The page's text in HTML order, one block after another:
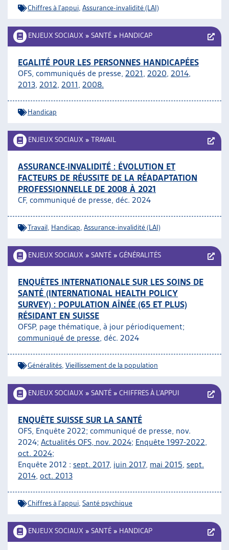
Chiffres à l'appui Assurance-invalidité (LAI)
ENJEUX SOCIAUX » SANTÉ » HANDICAP
EGALITÉ POUR LES PERSONNES HANDICAPÉES
OFS, communiqués de presse, 2021, 2020, 2014,
2013, 2012, 2011, 2008.
Handicap
ENJEUX SOCIAUX » TRAVAIL
ASSURANCE-INVALIDITÉ : ÉVOLUTION ET
FACTEURS DE RÉUSSITE DE LA RÉADAPTATION
PROFESSIONNELLE DE 2008 À 2021
CF, communiqué de presse, déc. 2024
Travail Handicap Assurance-invalidité (LAI)
ENJEUX SOCIAUX » SANTÉ » GÉNÉRALITÉS
ENQUÊTES INTERNATIONALE SUR LES SOINS DE
SANTÉ (INTERNATIONAL HEALTH POLICY
SURVEY) : POPULATION AÎNÉE (65 ET PLUS)
RÉSIDANT EN SUISSE
OFSP, page thématique, à jour périodiquement;
communiqué de presse, déc. 2024
Généralités Vieillissement de la population
ENJEUX SOCIAUX » SANTÉ » CHIFFRES À L’APPUI
ENQUÊTE SUISSE SUR LA SANTÉ
OFS, Enquête 2022; communiqué de presse, nov.
2024; Actualités OFS, nov. 2024; Enquête 1997-2022,
oct. 2024;
Enquête 2012 : sept. 2017, juin 2017, mai 2015, sept.
2014, oct. 2013
Chiffres à l'appui Santé psychique
ENJEUX SOCIAUX » SANTÉ » HANDICAP